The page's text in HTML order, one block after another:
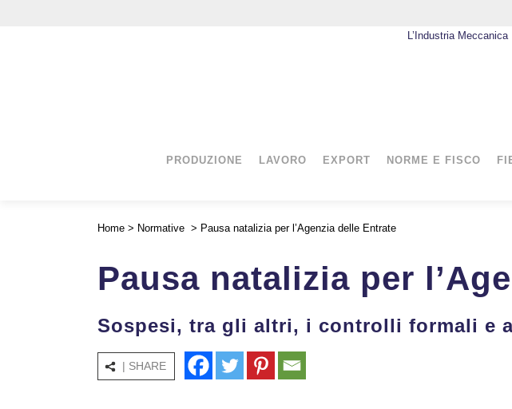
L’Industria Meccanica
PRODUZIONE LAVORO EXPORT NORME E FISCO
Home > Normative > Pausa natalizia per l’Agenzia delle Entrate
Pausa natalizia per
Sospesi, tra gli altri, i controlli formali e
| SHARE